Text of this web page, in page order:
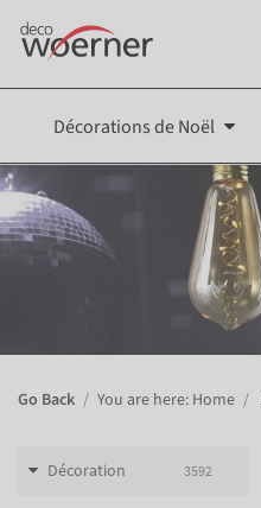
Décorations de Noël
Go Back You are here: Home
Décoration 3592